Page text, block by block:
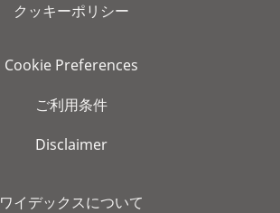
クッキーポリシー
Cookie Preferences
ご利用条件
Disclaimer
ワイデックスについて